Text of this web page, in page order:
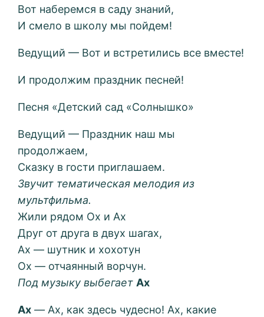
Вот наберемся в саду знаний,
И смело в школу мы пойдем!
Ведущий — Вот и встретились все вместе!
И продолжим праздник песней!
Песня «Детский сад «Солнышко»
Ведущий — Праздник наш мы
продолжаем,
Сказку в гости приглашаем.
Звучит тематическая мелодия из
мультфильма.
Жили рядом Ох и Ах
Друг от друга в двух шагах,
Ах — шутник и хохотун
Ох — отчаянный ворчун.
Под музыку выбегаетАх
Ах —Ах, как здесь чудесно! Ах, какие